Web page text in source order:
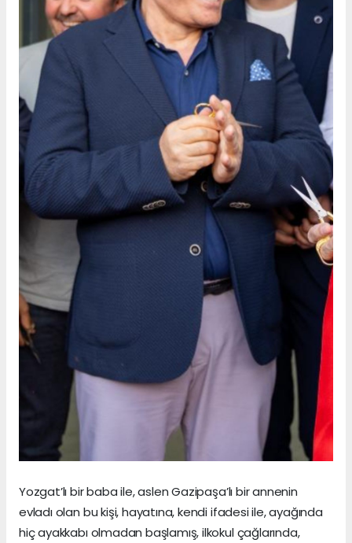
Yozgat’lı bir baba ile, aslen Gazipaşa’lı bir annenin
evladı olan bu kişi, hayatına, kendi ifadesi ile, ayağında
hiç ayakkabı olmadan başlamış, ilkokul çağlarında,